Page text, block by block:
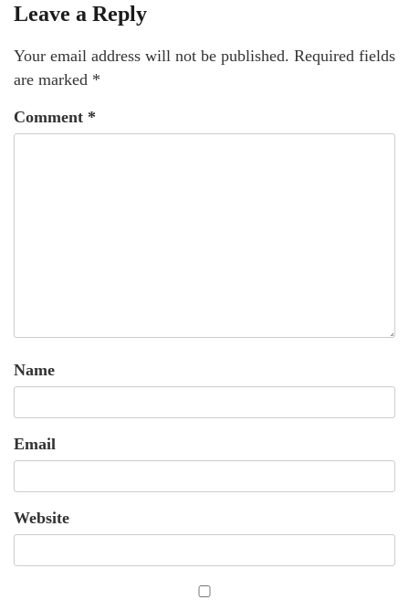
Leave a Reply
Your email address will not be published. Required fields
are marked *
Comment *
Name
Email
Website